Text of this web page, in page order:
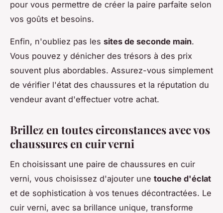
pour vous permettre de créer la paire parfaite selon
vos goûts et besoins.
Enfin, n'oubliez pas les sites de seconde main.
Vous pouvez y dénicher des trésors à des prix
souvent plus abordables. Assurez-vous simplement
de vérifier l'état des chaussures et la réputation du
vendeur avant d'effectuer votre achat.
Brillez en toutes circonstances avec vos
chaussures en cuir verni
En choisissant une paire de chaussures en cuir
verni, vous choisissez d'ajouter une touche d'éclat
et de sophistication à vos tenues décontractées. Le
cuir verni, avec sa brillance unique, transforme